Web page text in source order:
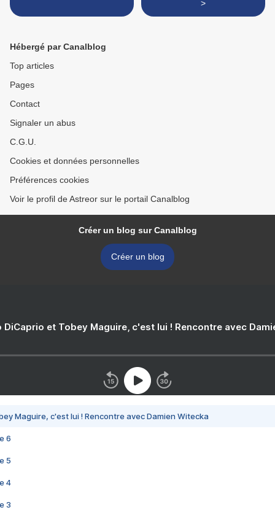
>
Hébergé par Canalblog
Top articles
Pages
Contact
Signaler un abus
C.G.U.
Cookies et données personnelles
Préférences cookies
Voir le profil de Astreor sur le portail Canalblog
Créer un blog sur Canalblog
Créer un blog
DiCaprio et Tobey Maguire, c'est lui ! Rencontre avec
Maguire, c'est lui ! Rencontre avec Damien Witecka
6
5
4
3